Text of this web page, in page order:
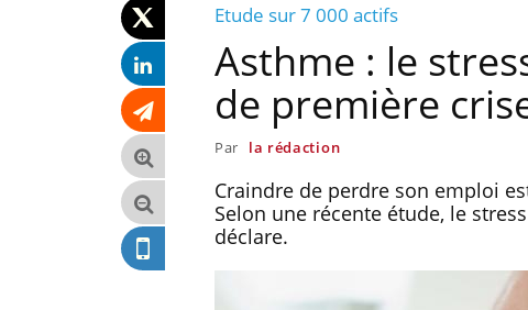
Etude sur 7 000 actifs
Asthme : le
de première
Par la rédaction
Craindre de perdre son emploi
Selon une récente étude, le
déclare.